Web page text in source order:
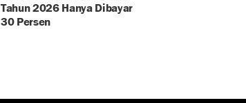
Tahun 2026 Hanya Dibayar
30 Persen